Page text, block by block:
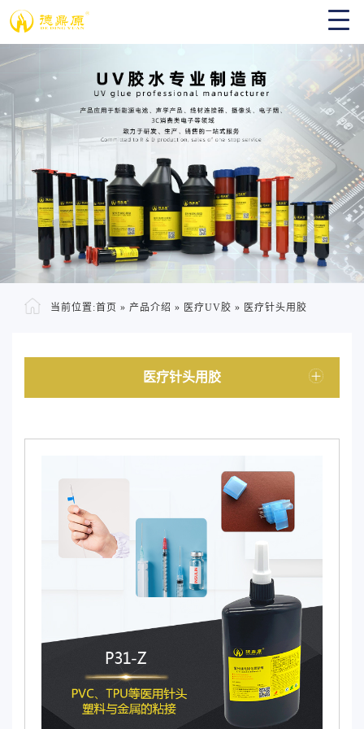
当前位置:首页 » 产品介绍 » 医疗UV胶 » 医疗针头用胶
医疗针头用胶